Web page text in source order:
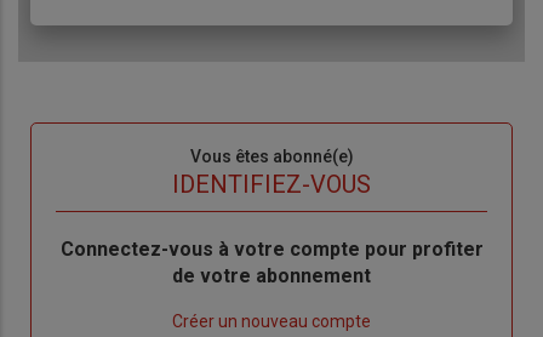
Vous êtes abonné(e)
IDENTIFIEZ-VOUS
Body
Connectez-vous à votre compte pour profiter
de votre abonnement
Créer un nouveau compte